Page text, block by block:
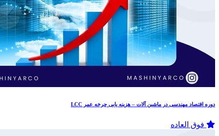
دوره اقتصاد مهندسی در ماشین آلات – هزینه یابی چرخه عمر LCC
فوق العاده